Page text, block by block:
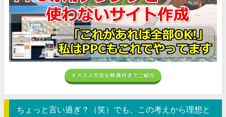
オススメ方法を特典付きでご紹介
ちょっと言い過ぎ？（笑）でも、この考えから理想と